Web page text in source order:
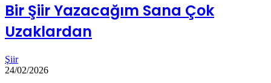
Bir Şiir Yazacağım Sana Çok
Uzaklardan
Şiir
24/02/2026